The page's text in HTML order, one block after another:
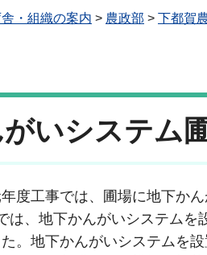
・組織の案内 > 農政部 > 下都賀
いシステム
度工事では、圃場に地下か
は、地下かんがいシステム
。地下かんがいシステムを